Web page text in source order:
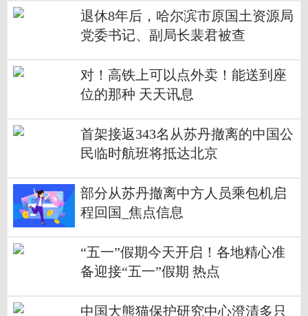
退休8年后，哈尔滨市原国土资源局
党委书记、副局长裴君被查
对！高铁上可以点外卖！能送到座
位的那种 天天讯息
首架接返343名从苏丹撤离的中国公
民临时航班将抵达北京
部分从苏丹撤离中方人员乘包机启
程回国_焦点信息
“五一”假期今天开启！各地精心准
备迎接“五一”假期 热点
中国大熊猫保护研究中心澄清多只